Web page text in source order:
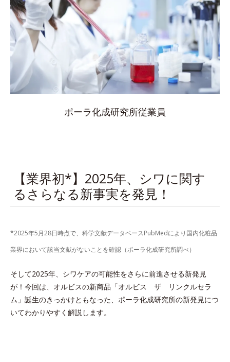
ポーラ化成研究所従業員
【業界初*】2025年、シワに関す
るさらなる新事実を発見！
*2025年5月28日時点で、科学文献データベースPubMedにより国内化粧品
業界において該当文献がないことを確認（ポーラ化成研究所調べ）
そして2025年、シワケアの可能性をさらに前進させる新発見
が！今回は、オルビスの新商品「オルビス ザ リンクルセラ
ム」誕生のきっかけともなった、ポーラ化成研究所の新発見につ
いてわかりやすく解説します。